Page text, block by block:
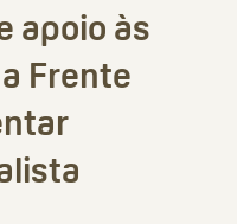
apoio às
Frente